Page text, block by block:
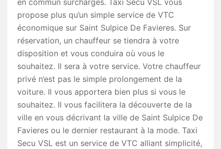
en commun surchargés. Taxi Secu VSL vous
propose plus qu’un simple service de VTC
économique sur Saint Sulpice De Favieres. Sur
réservation, un chauffeur se tiendra à votre
disposition et vous conduira où vous le
souhaitez. Il sera à votre service. Votre chauffeur
privé n’est pas le simple prolongement de la
voiture. Il vous apportera bien plus si vous le
souhaitez. Il vous facilitera la découverte de la
ville en vous décrivant la ville de Saint Sulpice De
Favieres ou le dernier restaurant à la mode. Taxi
Secu VSL est un service de VTC alliant simplicité,